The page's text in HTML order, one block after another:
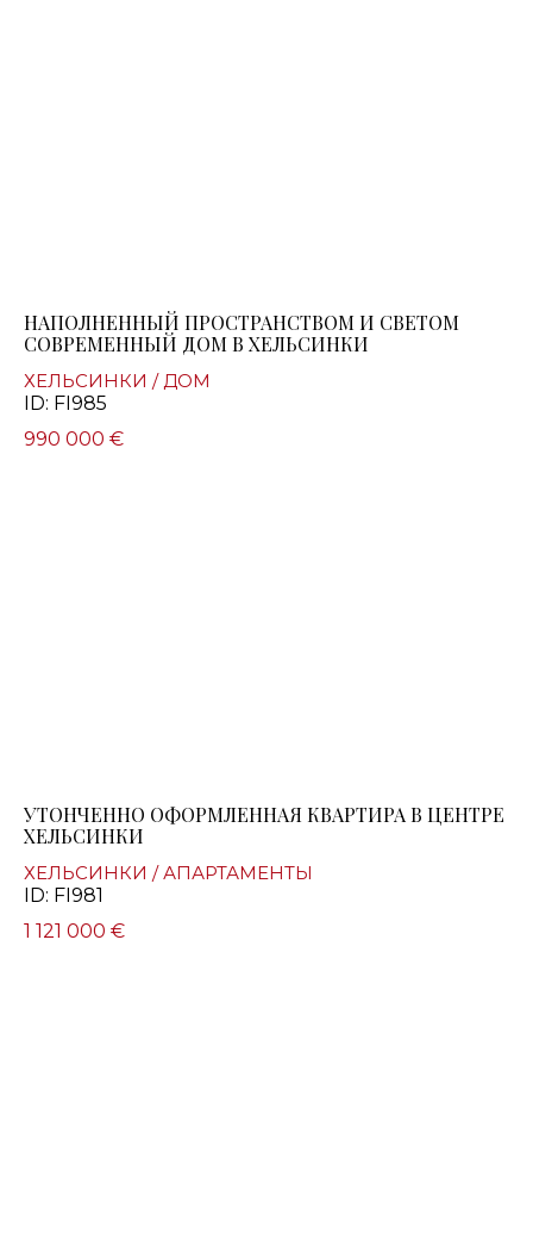
НАПОЛНЕННЫЙ ПРОСТРАНСТВОМ И СВЕТОМ
СОВРЕМЕННЫЙ ДОМ В ХЕЛЬСИНКИ
ХЕЛЬСИНКИ / ДОМ
ID: FI985
990 000 €
УТОНЧЕННО ОФОРМЛЕННАЯ КВАРТИРА В ЦЕНТРЕ
ХЕЛЬСИНКИ
ХЕЛЬСИНКИ / АПАРТАМЕНТЫ
ID: FI981
1 121 000 €